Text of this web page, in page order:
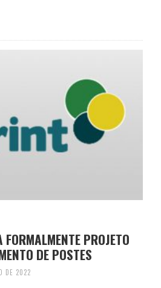
PROJETO
DE POSTES
DE 2022